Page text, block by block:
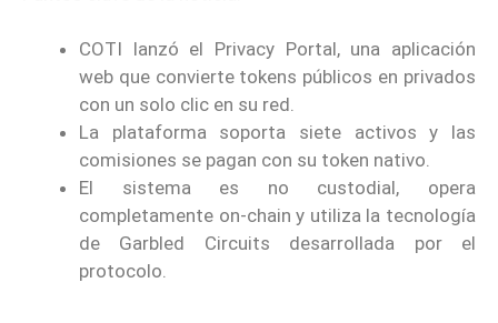
COTI lanzó el Privacy Portal, una aplicación
web que convierte tokens públicos en privados
con un solo clic en su red.
La plataforma soporta siete activos y las
comisiones se pagan con su token nativo.
El sistema es no custodial, opera
completamente on-chain y utiliza la tecnología
de Garbled Circuits desarrollada por el
protocolo.